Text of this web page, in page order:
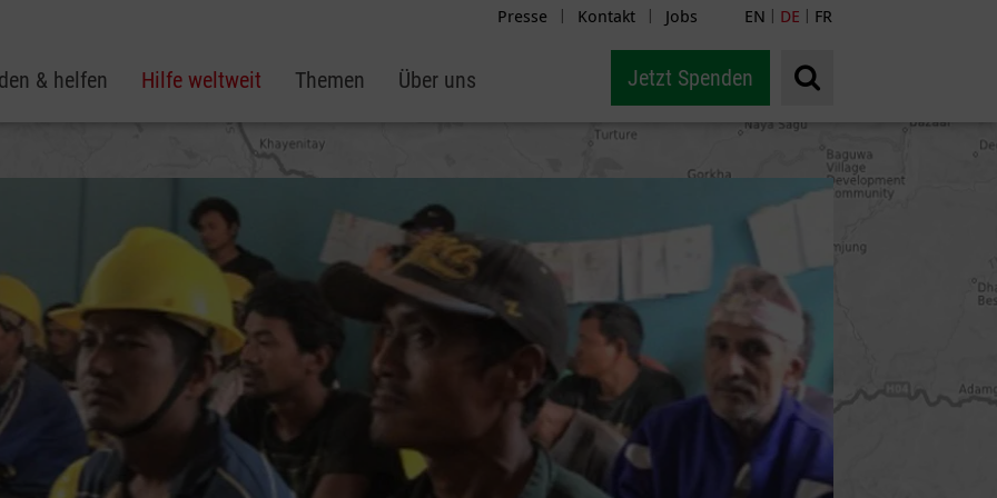
Presse | Kontakt | Jobs EN | DE | FR
& helfen Hilfe weltweit Themen Über uns Jetzt Spenden